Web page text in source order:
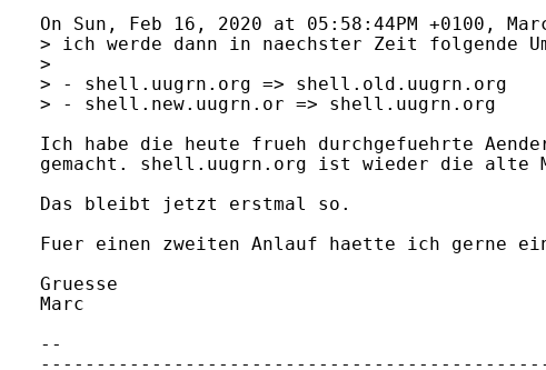
On Sun, Feb 16, 2020 at 05:58:44PM +0100,
> ich werde dann in naechster Zeit folgende
>
> - shell.uugrn.org => shell.old.uugrn.org
> - shell.new.uugrn.or => shell.uugrn.org
Ich habe die heute frueh durchgefuehrte
gemacht. shell.uugrn.org ist wieder die alte
Das bleibt jetzt erstmal so.
Fuer einen zweiten Anlauf haette ich gerne
Gruesse
Marc
--